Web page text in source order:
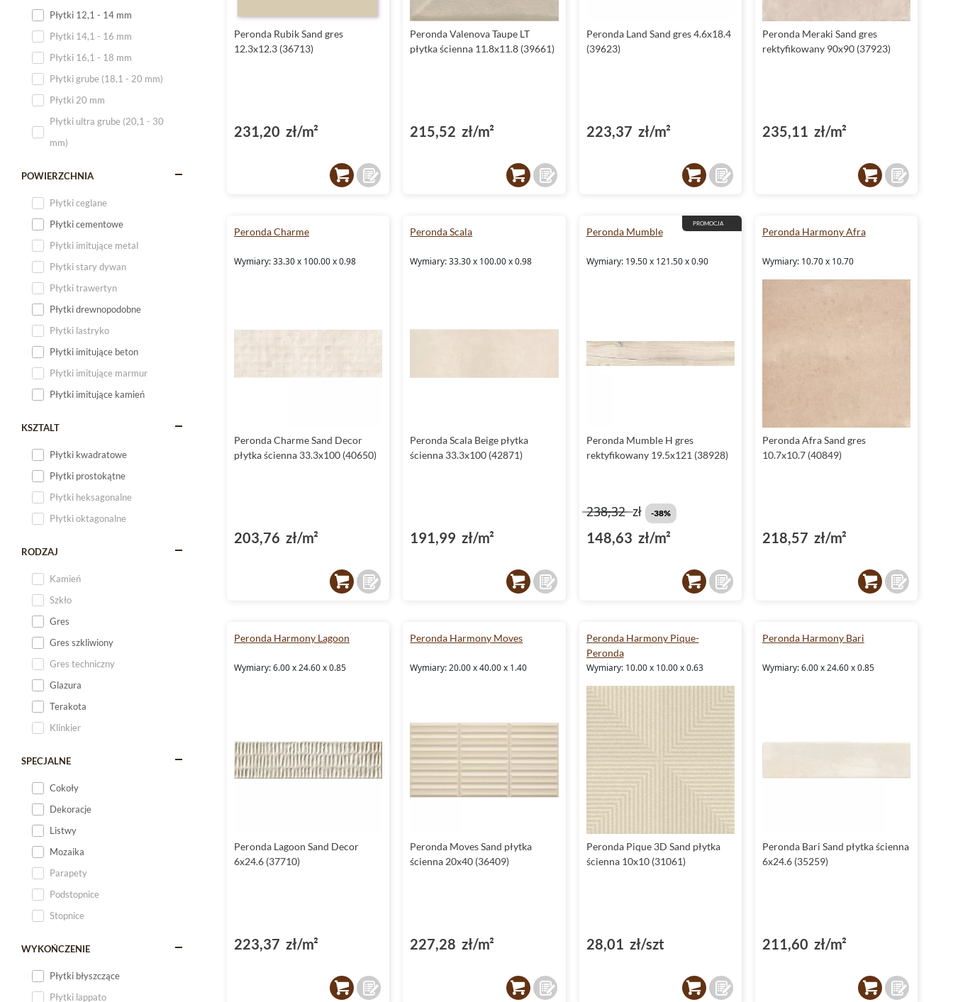
Płytki małe
Płytki 12,1 - 14 mm
Płytki 14,1 - 16 mm
Płytki 16,1 - 18 mm
Płytki grube (18,1 - 20 mm)
Płytki 20 mm
Płytki ultra grube (20,1 - 30
mm)
POWIERZCHNIA
Płytki ceglane
Płytki cementowe
Płytki imitujące metal
Płytki stary dywan
Płytki trawertyn
Płytki drewnopodobne
Płytki lastryko
Płytki imitujące beton
Płytki imitujące marmur
Płytki imitujące kamień
KSZTALT
Płytki kwadratowe
Płytki prostokątne
Płytki heksagonalne
Płytki oktagonalne
RODZAJ
Kamień
Szkło
Gres
Gres szkliwiony
Gres techniczny
Glazura
Terakota
Klinkier
SPECJALNE
Cokoły
Dekoracje
Listwy
Mozaika
Parapety
Podstopnice
Stopnice
WYKOŃCZENIE
Płytki błyszczące
Płytki lappato
Peronda Rubik Sand gres
12.3x12.3 (36713)
231,20 zł/m²
Peronda Valenova Taupe LT
płytka ścienna 11.8x11.8 (39661)
215,52 zł/m²
Peronda Land Sand gres 4.6x18.4
(39623)
223,37 zł/m²
Peronda Meraki Sand gres
rektyfikowany 90x90 (37923)
235,11 zł/m²
Peronda Charme
Wymiary: 33.30 x 100.00 x 0.98
Peronda Charme Sand Decor
płytka ścienna 33.3x100 (40650)
203,76 zł/m²
Peronda Scala
Wymiary: 33.30 x 100.00 x 0.98
Peronda Scala Beige płytka
ścienna 33.3x100 (42871)
191,99 zł/m²
PROMOCJA
Peronda Mumble
Wymiary: 19.50 x 121.50 x 0.90
Peronda Mumble H gres
rektyfikowany 19.5x121 (38928)
238,32zł -38%
148,63 zł/m²
Peronda Harmony Afra
Wymiary: 10.70 x 10.70
Peronda Afra Sand gres
10.7x10.7 (40849)
218,57 zł/m²
Peronda Harmony Lagoon
Wymiary: 6.00 x 24.60 x 0.85
Peronda Lagoon Sand Decor
6x24.6 (37710)
223,37 zł/m²
Peronda Harmony Moves
Wymiary: 20.00 x 40.00 x 1.40
Peronda Moves Sand płytka
ścienna 20x40 (36409)
227,28 zł/m²
Peronda Harmony Pique-
Peronda
Wymiary: 10.00 x 10.00 x 0.63
Peronda Pique 3D Sand płytka
ścienna 10x10 (31061)
28,01 zł/szt
Peronda Harmony Bari
Wymiary: 6.00 x 24.60 x 0.85
Peronda Bari Sand płytka ścienna
6x24.6 (35259)
211,60 zł/m²